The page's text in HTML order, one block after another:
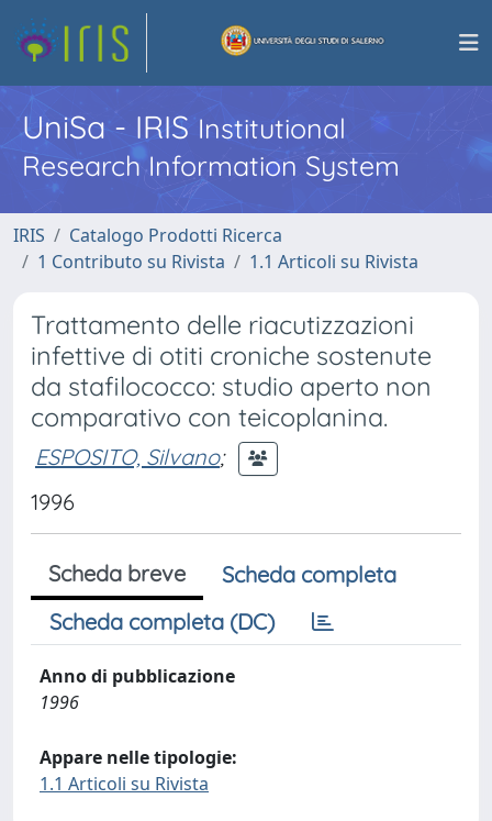
UniSa - IRISInstitutional
Research Information System
IRIS
Catalogo Prodotti Ricerca
1 Contributo su Rivista
1.1 Articoli su Rivista
Trattamento delle riacutizzazioni
infettive di otiti croniche sostenute
da stafilococco: studio aperto non
comparativo con teicoplanina.
ESPOSITO, Silvano;
1996
Scheda breve
Scheda completa
Scheda completa (DC)
Anno di pubblicazione
1996
Appare nelle tipologie:
1.1 Articoli su Rivista